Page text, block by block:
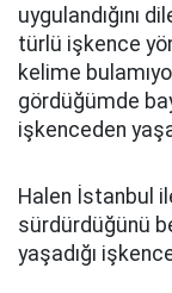
uygulandığını
türlü işkence
kelime
gördüğümde
işkenceden
Halen İstanbul
sürdürdüğünü
yaşadığı